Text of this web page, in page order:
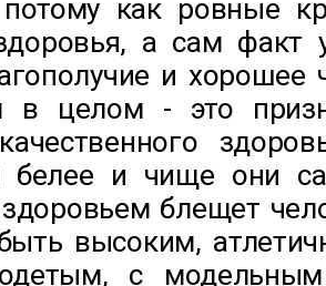
как ровные
а сам факт
и хорошее
в целом - это
белее и чище они
блещет
высоким,
одетым, с